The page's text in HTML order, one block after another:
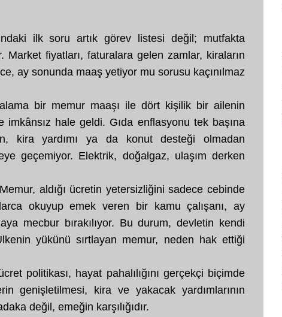
ilk soru artık görev listesi değil; mutfakta
Market fiyatları, faturalara gelen zamlar, kiraların
ay sonunda maaş yetiyor mu sorusu kaçınılmaz
bir memur maaşı ile dört kişilik bir ailenin
imkânsız hale geldi. Gıda enflasyonu tek başına
kira yardımı ya da konut desteği olmadan
geçemiyor. Elektrik, doğalgaz, ulaşım derken
aldığı ücretin yetersizliğini sadece cebinde
okuyup emek veren bir kamu çalışanı, ay
mecbur bırakılıyor. Bu durum, devletin kendi
yükünü sırtlayan memur, neden hak ettiği
politikası, hayat pahalılığını gerçekçi biçimde
genişletilmesi, kira ve yakacak yardımlarının
değil, emeğin karşılığıdır.